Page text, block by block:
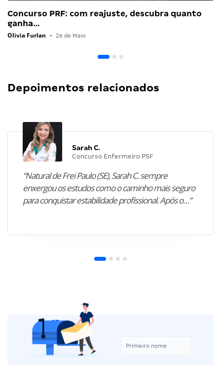
Concurso PRF: com reajuste, descubra quanto
ganha…
Olivia Furlan • 26 de Maio
Depoimentos relacionados
Sarah C.
Concurso Enfermeiro PSF
“Natural de Frei Paulo (SE), Sarah C. sempre
enxergou os estudos como o caminho mais seguro
para conquistar estabilidade profissional. Após o…”